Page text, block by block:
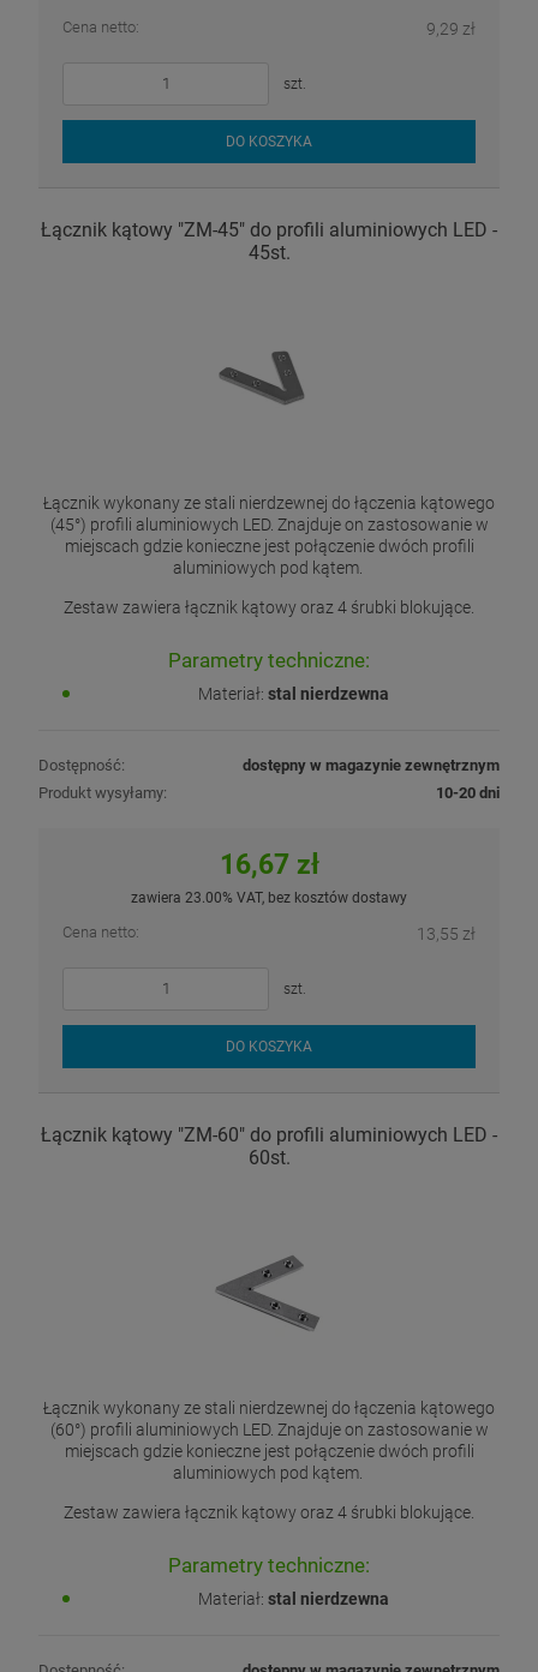
Cena netto: 9,29 zł
szt.
DO KOSZYKA
Łącznik kątowy "ZM-45" do profili aluminiowych LED -
45st.
Łącznik wykonany ze stali nierdzewnej do łączenia kątowego
(45°) profili aluminiowych LED. Znajduje on zastosowanie w
miejscach gdzie konieczne jest połączenie dwóch profili
aluminiowych pod kątem.
Zestaw zawiera łącznik kątowy oraz 4 śrubki blokujące.
Parametry techniczne:
Materiał: stal nierdzewna
Dostępność:
dostępny w magazynie zewnętrznym
Produkt wysyłamy:
10-20 dni
16,67 zł
zawiera 23.00% VAT, bez kosztów dostawy
Cena netto: 13,55 zł
szt.
DO KOSZYKA
Łącznik kątowy "ZM-60" do profili aluminiowych LED -
60st.
Łącznik wykonany ze stali nierdzewnej do łączenia kątowego
(60°) profili aluminiowych LED. Znajduje on zastosowanie w
miejscach gdzie konieczne jest połączenie dwóch profili
aluminiowych pod kątem.
Zestaw zawiera łącznik kątowy oraz 4 śrubki blokujące.
Parametry techniczne:
Materiał: stal nierdzewna